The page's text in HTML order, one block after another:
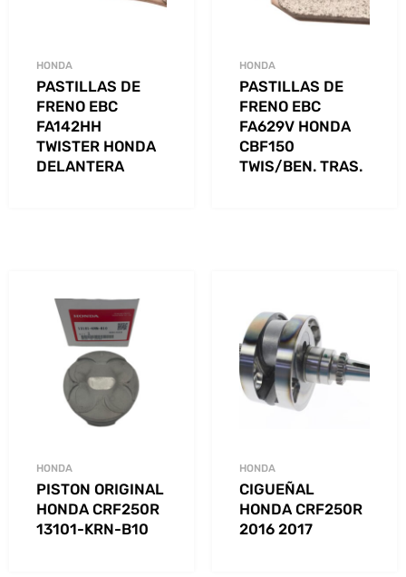
HONDA
PASTILLAS DE
FRENO EBC
FA142HH
TWISTER HONDA
DELANTERA
HONDA
PASTILLAS DE
FRENO EBC
FA629V HONDA
CBF150
TWIS/BEN. TRAS.
HONDA
PISTON ORIGINAL
HONDA CRF250R
13101-KRN-B10
HONDA
CIGUEÑAL
HONDA CRF250R
2016 2017